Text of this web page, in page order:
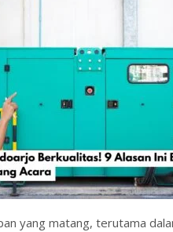
Review
let us know, by sending an
yang matang, terutama